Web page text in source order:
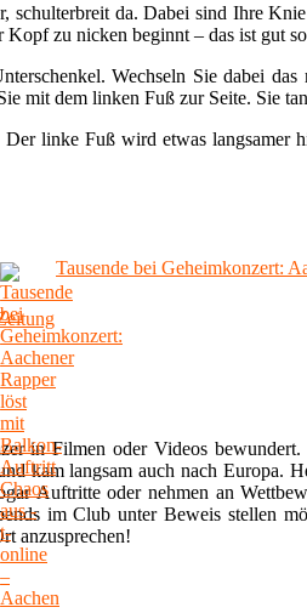
da. Dabei sind Ihre
Kopf zu nicken beginnt – das ist gut
Wechseln Sie dabei
mit dem linken Fuß zur Seite. Sie
linke Fuß wird etwas
Tausende bei Geheimkonzert:
in Filmen oder Videos
kam langsam auch nach Europa.
Auftritte oder nehmen an
im Club unter Beweis stellen
anzusprechen!